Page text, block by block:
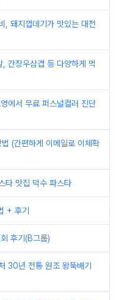
, 돼지껍데기가 맛있는 대전
간장우삼겹 등 다양하게 먹
에서 무료 퍼스널컬러 진단
(간편하게 이메일로 이체확
타 맛집 덕수 파스타
+ 후기
후기(B그룹)
30년 전통 원조 왕뚝배기